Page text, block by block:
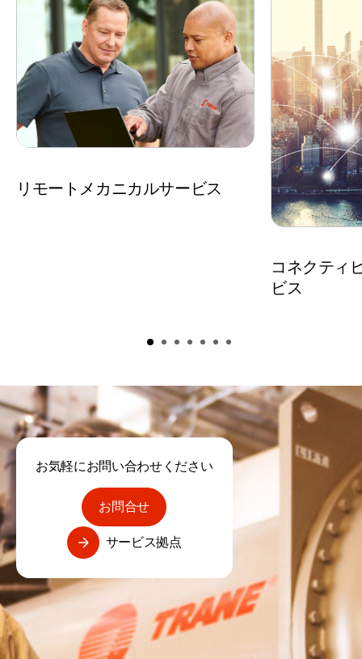
リモートメカニカルサービス
コネクティ
ビス
お気軽にお問い合わせください
お問合せ
サービス拠点